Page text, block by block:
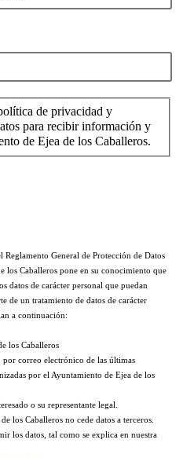
de privacidad y
para recibir información y
de Ejea de los Caballeros.
General de Protección de Datos
los Caballeros pone en su conocimiento que
datos de carácter personal que puedan
de un tratamiento de datos de carácter
a continuación:
los Caballeros
correo electrónico de las últimas
por el Ayuntamiento de Ejea de los
o su representante legal.
los Caballeros no cede datos a terceros.
los datos, tal como se explica en nuestra